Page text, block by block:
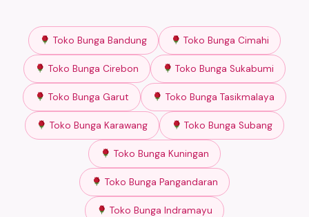
Toko Bunga Bandung Toko Bunga Cimahi
Toko Bunga Cirebon Toko Bunga Sukabumi
Toko Bunga Garut Toko Bunga Tasikmalaya
Toko Bunga Karawang Toko Bunga Subang
Toko Bunga Kuningan
Toko Bunga Pangandaran
Toko Bunga Indramayu